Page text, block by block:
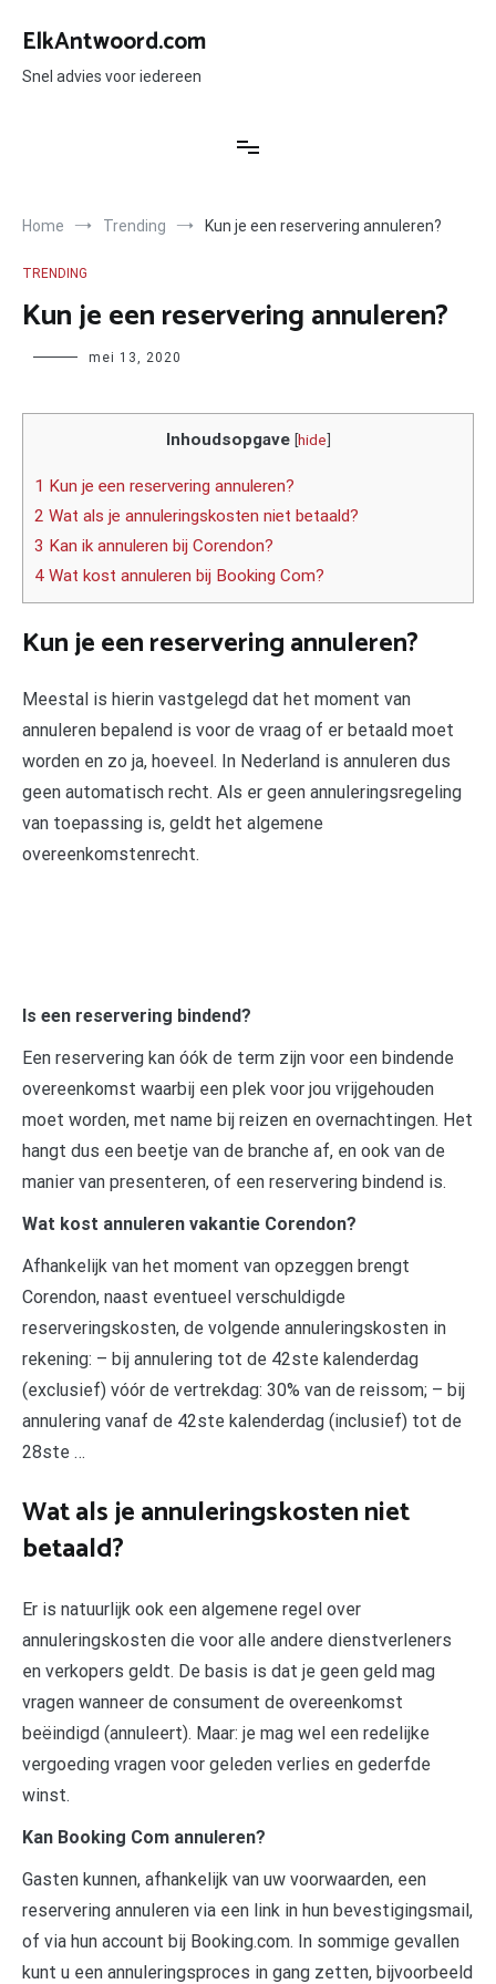
naar
inhoud
ElkAntwoord.com
Snel advies voor iedereen
Home Trending Kun je een reservering annuleren?
TRENDING
Kun je een reservering annuleren?
Author mei 13, 2020
Inhoudsopgave [hide]
1 Kun je een reservering annuleren?
2 Wat als je annuleringskosten niet betaald?
3 Kan ik annuleren bij Corendon?
4 Wat kost annuleren bij Booking Com?
Kun je een reservering annuleren?
Meestal is hierin vastgelegd dat het moment van
annuleren bepalend is voor de vraag of er betaald moet
worden en zo ja, hoeveel. In Nederland is annuleren dus
geen automatisch recht. Als er geen annuleringsregeling
van toepassing is, geldt het algemene
overeenkomstenrecht.
Is een reservering bindend?
Een reservering kan óók de term zijn voor een bindende
overeenkomst waarbij een plek voor jou vrijgehouden
moet worden, met name bij reizen en overnachtingen. Het
hangt dus een beetje van de branche af, en ook van de
manier van presenteren, of een reservering bindend is.
Wat kost annuleren vakantie Corendon?
Afhankelijk van het moment van opzeggen brengt
Corendon, naast eventueel verschuldigde
reserveringskosten, de volgende annuleringskosten in
rekening: – bij annulering tot de 42ste kalenderdag
(exclusief) vóór de vertrekdag: 30% van de reissom; – bij
annulering vanaf de 42ste kalenderdag (inclusief) tot de
28ste …
Wat als je annuleringskosten niet
betaald?
Er is natuurlijk ook een algemene regel over
annuleringskosten die voor alle andere dienstverleners
en verkopers geldt. De basis is dat je geen geld mag
vragen wanneer de consument de overeenkomst
beëindigd (annuleert). Maar: je mag wel een redelijke
vergoeding vragen voor geleden verlies en gederfde
winst.
Kan Booking Com annuleren?
Gasten kunnen, afhankelijk van uw voorwaarden, een
reservering annuleren via een link in hun bevestigingsmail,
of via hun account bij Booking.com. In sommige gevallen
kunt u een annuleringsproces in gang zetten, bijvoorbeeld